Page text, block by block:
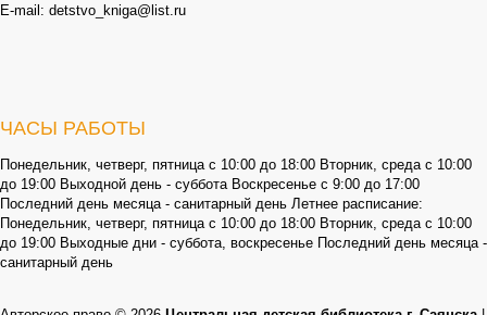
E-mail: detstvo_kniga@list.ru
ЧАСЫ РАБОТЫ
Понедельник, четверг, пятница с 10:00 до 18:00 Вторник, среда с 10:00
до 19:00 Выходной день - суббота Воскресенье с 9:00 до 17:00
Последний день месяца - санитарный день Летнее расписание:
Понедельник, четверг, пятница с 10:00 до 18:00 Вторник, среда с 10:00
до 19:00 Выходные дни - суббота, воскресенье Последний день месяца -
санитарный день